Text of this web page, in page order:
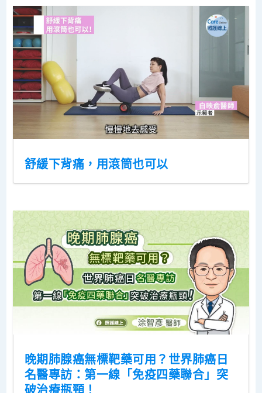
舒緩下背痛，用滾筒也可以
晚期肺腺癌無標靶藥可用？世界肺癌日
名醫專訪：第一線「免疫四藥聯合」突
破治療瓶頸！